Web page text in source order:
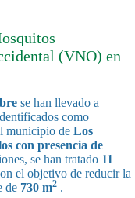
(VNO) en
se han llevado a
como
municipio de Los
con presencia de
se han tratado 11
el objetivo de reducir la
de 730 m2 .